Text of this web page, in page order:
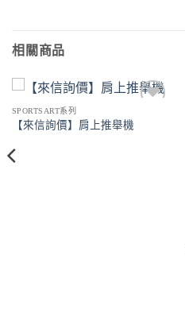
相關商品
Wishlist
SPORTSART系列
【來信詢價】肩上推舉機